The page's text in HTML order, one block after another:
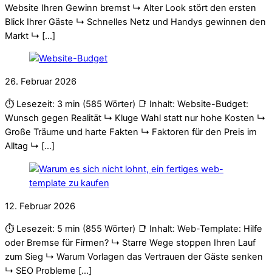
Website Ihren Gewinn bremst ↳ Alter Look stört den ersten
Blick Ihrer Gäste ↳ Schnelles Netz und Handys gewinnen den
Markt ↳ […]
26. Februar 2026
⏱️ Lesezeit: 3 min (585 Wörter) 📑 Inhalt: Website-Budget:
Wunsch gegen Realität ↳ Kluge Wahl statt nur hohe Kosten ↳
Große Träume und harte Fakten ↳ Faktoren für den Preis im
Alltag ↳ […]
12. Februar 2026
⏱️ Lesezeit: 5 min (855 Wörter) 📑 Inhalt: Web-Template: Hilfe
oder Bremse für Firmen? ↳ Starre Wege stoppen Ihren Lauf
zum Sieg ↳ Warum Vorlagen das Vertrauen der Gäste senken
↳ SEO Probleme […]